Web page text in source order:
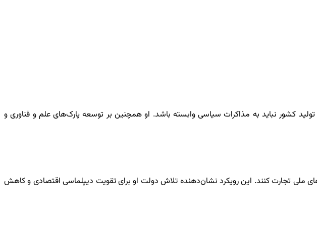
تأکید کرد و اظهار داشت که تولید کشور نباید به مذاکرات سیاسی وابسته باشد. او همچنین بر توسعه پارک‌های علم و فناوری و
کرد که با ارزهای ملی تجارت کنند. این رویکرد نشان‌دهنده تلاش دولت او برای تقویت دیپلماسی اقتصادی و کاهش